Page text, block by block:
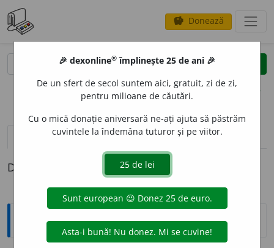
savings Donează
clear
opțiuni
definiții (1) pronunțievolume_up (50)
Definiția cu ID-ul 44928:
Explicative DEX
🎉 dexonline® împlinește 25 de ani 🎉
De un sfert de secol suntem aici, gratuit, zi de zi,
pentru milioane de căutări.
Cu o mică donație aniversară ne-ați ajuta să păstrăm
cuvintele la îndemâna tuturor și pe viitor.